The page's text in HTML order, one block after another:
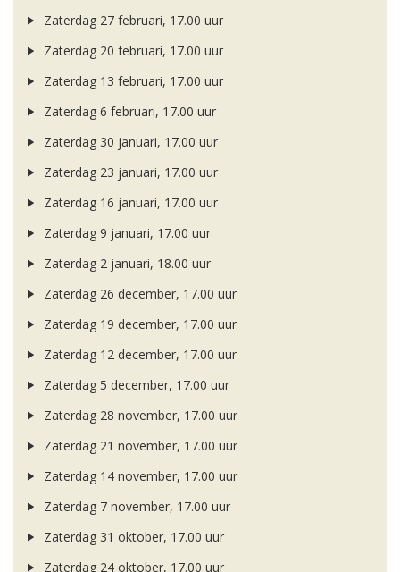
Zaterdag 27 februari, 17.00 uur
Zaterdag 20 februari, 17.00 uur
Zaterdag 13 februari, 17.00 uur
Zaterdag 6 februari, 17.00 uur
Zaterdag 30 januari, 17.00 uur
Zaterdag 23 januari, 17.00 uur
Zaterdag 16 januari, 17.00 uur
Zaterdag 9 januari, 17.00 uur
Zaterdag 2 januari, 18.00 uur
Zaterdag 26 december, 17.00 uur
Zaterdag 19 december, 17.00 uur
Zaterdag 12 december, 17.00 uur
Zaterdag 5 december, 17.00 uur
Zaterdag 28 november, 17.00 uur
Zaterdag 21 november, 17.00 uur
Zaterdag 14 november, 17.00 uur
Zaterdag 7 november, 17.00 uur
Zaterdag 31 oktober, 17.00 uur
Zaterdag 24 oktober, 17.00 uur